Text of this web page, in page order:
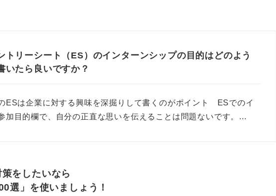
トリーシート（ES）のインターンシップの目的はどのよう
いたら良いですか？
ESは企業に対する興味を深掘りして書くのがポイント ESでのイ
加目的欄で、自分の正直な思いを伝えることは問題ないです。…
をしたいなら
選」を使いましょう！